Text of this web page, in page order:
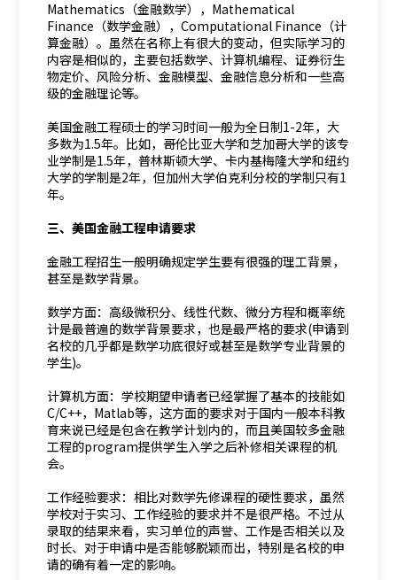
Mathematics（金融数学），Mathematical
Finance（数学金融），Computational Finance（计
算金融）。虽然在名称上有很大的变动，但实际学习的
内容是相似的，主要包括数学、计算机编程、证券衍生
物定价、风险分析、金融模型、金融信息分析和一些高
级的金融理论等。
美国金融工程硕士的学习时间一般为全日制1-2年，大
多数为1.5年。比如，哥伦比亚大学和芝加哥大学的该专
业学制是1.5年，普林斯顿大学、卡内基梅隆大学和纽约
大学的学制是2年，但加州大学伯克利分校的学制只有1
年。
三、美国金融工程申请要求
金融工程招生一般明确规定学生要有很强的理工背景，
甚至是数学背景。
数学方面：高级微积分、线性代数、微分方程和概率统
计是最普遍的数学背景要求，也是最严格的要求(申请到
名校的几乎都是数学功底很好或甚至是数学专业背景的
学生)。
计算机方面：学校期望申请者已经掌握了基本的技能如
C/C++，Matlab等，这方面的要求对于国内一般本科教
育来说已经是包含在教学计划内的，而且美国较多金融
工程的program提供学生入学之后补修相关课程的机
会。
工作经验要求：相比对数学先修课程的硬性要求，虽然
学校对于实习、工作经验的要求并不是很严格。不过从
录取的结果来看，实习单位的声誉、工作是否相关以及
时长、对于申请中是否能够脱颖而出，特别是名校的申
请的确有着一定的影响。